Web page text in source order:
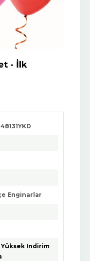
- İlk
Enginarlar
Yüksek Indirim